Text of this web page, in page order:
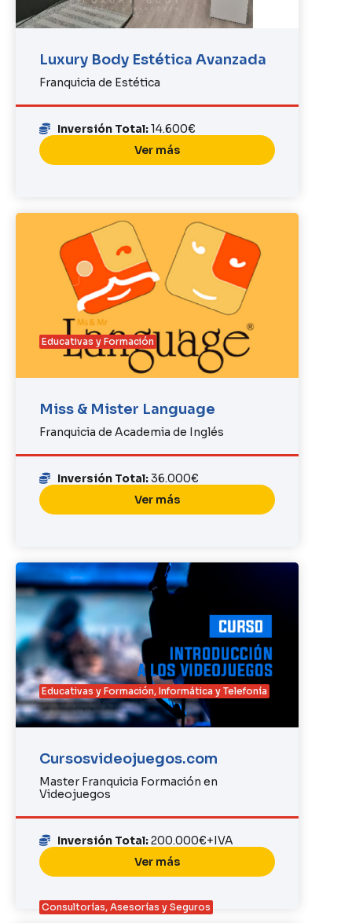
Luxury Body Estética Avanzada
Franquicia de Estética
Inversión Total:14.600€
Ver más
Educativas y Formación
Miss & Mister Language
Franquicia de Academia de Inglés
Inversión Total:36.000€
Ver más
Educativas y Formación, Informática y Telefonía
Cursosvideojuegos.com
Master Franquicia Formación en
Videojuegos
Inversión Total:200.000€+IVA
Ver más